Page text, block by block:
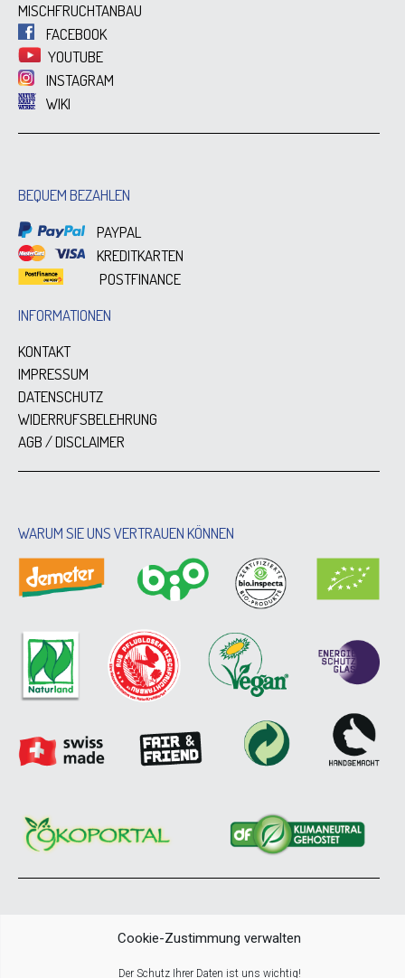
Cookie-Zustimmung verwalten
Der Schutz Ihrer Daten ist uns wichtig!
MISCHFRUCHTANBAU
FACEBOOK
YOUTUBE
INSTAGRAM
WIKI
BEQUEM BEZAHLEN
PAYPAL
KREDITKARTEN
POSTFINANCE
INFORMATIONEN
KONTAKT
IMPRESSUM
DATENSCHUTZ
WIDERRUFSBELEHRUNG
AGB / DISCLAIMER
WARUM SIE UNS VERTRAUEN KÖNNEN